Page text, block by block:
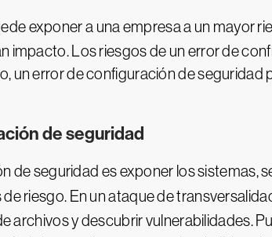
exponer a una empresa a un mayor
impacto. Los riesgos de un error de
un error de configuración de seguridad
de seguridad
de seguridad es exponer los sistemas,
riesgo. En un ataque de
archivos y descubrir vulnerabilidades.